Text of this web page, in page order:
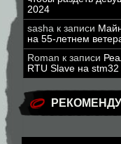
2024
sasha к записи
на 55-летнем
Roman к записи
RTU Slave на stm32